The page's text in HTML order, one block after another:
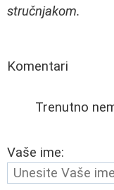
stručnjakom.
Komentari
Trenutno
Vaše ime: